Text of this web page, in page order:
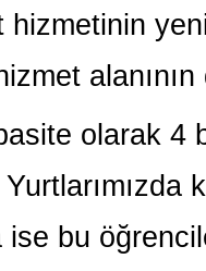
hizmetinin
olarak 4
bu